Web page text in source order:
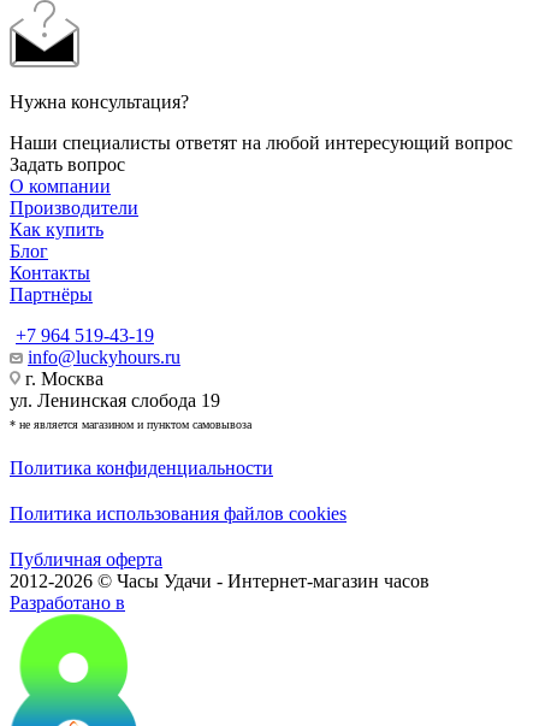
Нужна консультация?
Наши специалисты ответят на любой интересующий вопрос
Задать вопрос
О компании
Производители
Как купить
Блог
Контакты
Партнёры
+7 964 519-43-19
info@luckyhours.ru
г. Москва
ул. Ленинская слобода 19
* не является магазином и пунктом самовывоза
Политика конфиденциальности
Политика использования файлов cookies
Публичная оферта
2012-2026 © Часы Удачи - Интернет-магазин часов
Разработано в